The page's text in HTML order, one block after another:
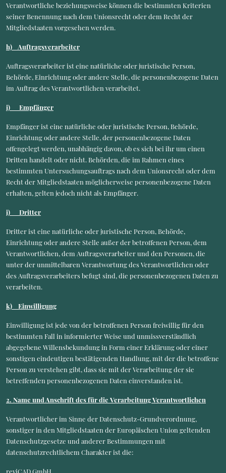
Verantwortliche beziehungsweise können die bestimmten Kriterien
seiner Benennung nach dem Unionsrecht oder dem Recht der
Mitgliedstaaten vorgesehen werden.
h) Auftragsverarbeiter
Auftragsverarbeiter ist eine natürliche oder juristische Person,
Behörde, Einrichtung oder andere Stelle, die personenbezogene Daten
im Auftrag des Verantwortlichen verarbeitet.
i) Empfänger
Empfänger ist eine natürliche oder juristische Person, Behörde,
Einrichtung oder andere Stelle, der personenbezogene Daten
offengelegt werden, unabhängig davon, ob es sich bei ihr um einen
Dritten handelt oder nicht. Behörden, die im Rahmen eines
bestimmten Untersuchungsauftrags nach dem Unionsrecht oder dem
Recht der Mitgliedstaaten möglicherweise personenbezogene Daten
erhalten, gelten jedoch nicht als Empfänger.
j) Dritter
Dritter ist eine natürliche oder juristische Person, Behörde,
Einrichtung oder andere Stelle außer der betroffenen Person, dem
Verantwortlichen, dem Auftragsverarbeiter und den Personen, die
unter der unmittelbaren Verantwortung des Verantwortlichen oder
des Auftragsverarbeiters befugt sind, die personenbezogenen Daten zu
verarbeiten.
k) Einwilligung
Einwilligung ist jede von der betroffenen Person freiwillig für den
bestimmten Fall in informierter Weise und unmissverständlich
abgegebene Willensbekundung in Form einer Erklärung oder einer
sonstigen eindeutigen bestätigenden Handlung, mit der die betroffene
Person zu verstehen gibt, dass sie mit der Verarbeitung der sie
betreffenden personenbezogenen Daten einverstanden ist.
2. Name und Anschrift des für die Verarbeitung Verantwortlichen
Verantwortlicher im Sinne der Datenschutz-Grundverordnung,
sonstiger in den Mitgliedstaaten der Europäischen Union geltenden
Datenschutzgesetze und anderer Bestimmungen mit
datenschutzrechtlichem Charakter ist die:
reviCAD GmbH